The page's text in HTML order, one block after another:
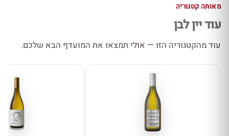
מאותה קטגוריה
עוד יין לבן
עוד מהקטגוריה הזו — אולי תמצאו את המועדף הבא שלכם.